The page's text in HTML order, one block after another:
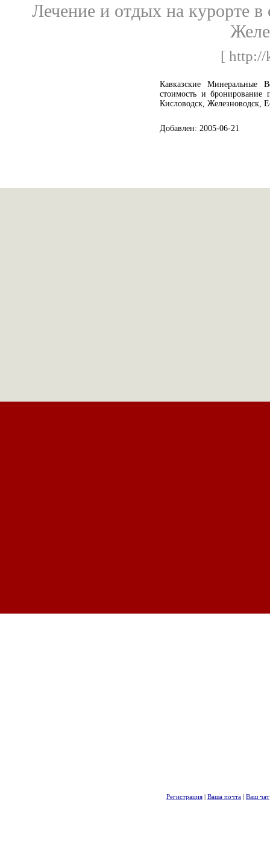
Лечение и отдых на курорте в
[
Кавказские Минеральные
стоимость и бронирование
Кисловодск, Железноводск,
Добавлен: 2005-06-21
Регистрация | Ваша почта | Ваш чат